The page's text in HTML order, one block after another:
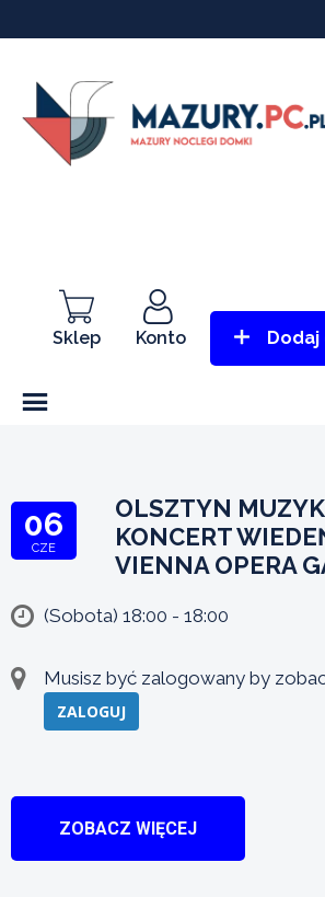
Sklep Konto Dodaj
06
CZE
OLSZTYN
KONCERT
VIENNA OPERA
(Sobota) 18:00 - 18:00
Musisz być zalogowany by
ZALOGUJ
ZOBACZ WIĘCEJ